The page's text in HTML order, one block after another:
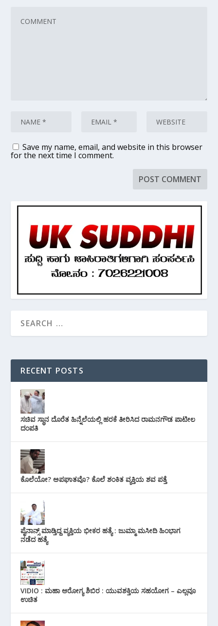
Save my name, email, and website in this browser
for the next time I comment.
RECENT POSTS
ಸಚಿವ ಸ್ಥಾನ ದೊರೆತ ಹಿನ್ನೆಲೆಯಲ್ಲಿ ಹರಕೆ ತೀರಿಸಿದ ರಾಮನಗೌಡ ಪಾಟೀಲ
ದಂಪತಿ
ಕೊಲೆಯೋ? ಅಪಘಾತವೊ? ಕೊಲೆ ಶಂಕಿತ ವ್ಯಕ್ತಿಯ ಶವ ಪತ್ತೆ
ಪೈನಾನ್ಸ್ ಮಾಡ್ತಿದ್ದ ವ್ಯಕ್ತಿಯ ಭೀಕರ‌ ಹತ್ಯೆ : ಜುಮ್ಮಾ ಮಸೀದಿ ಹಿಂಭಾಗ
ನಡೆದ ಹತ್ಯೆ
VIDIO : ಮಹಾ ಆರೋಗ್ಯ ಶಿಬಿರ : ಯುವಶಕ್ತಿಯ ಸಹಯೋಗ – ಎಲ್ಲವೂ
ಉಚಿತ